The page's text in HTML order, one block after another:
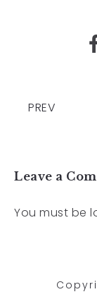
PREV
Leave a
You must be